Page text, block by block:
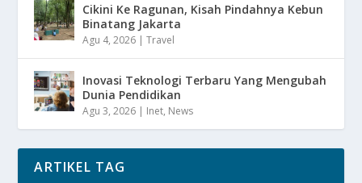
Cikini Ke Ragunan, Kisah Pindahnya Kebun
Binatang Jakarta
Agu 4, 2026 |Travel
Inovasi Teknologi Terbaru Yang Mengubah
Dunia Pendidikan
Agu 3, 2026 | Inet, News
ARTIKEL TAG